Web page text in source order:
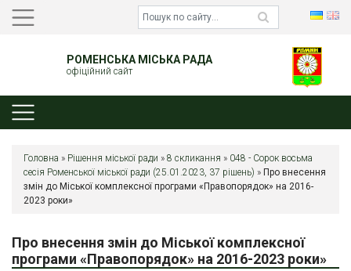
РОМЕНСЬКА МІСЬКА РАДА
офіційний сайт
Головна » Рішення міської ради » 8 скликання » 048 - Сорок восьма
сесія Роменської міської ради (25.01.2023, 37 рішень) » Про внесення
змін до Міської комплексної програми «Правопорядок» на 2016-
2023 роки»
Про внесення змін до Міської комплексної
програми «Правопорядок» на 2016-2023 роки»